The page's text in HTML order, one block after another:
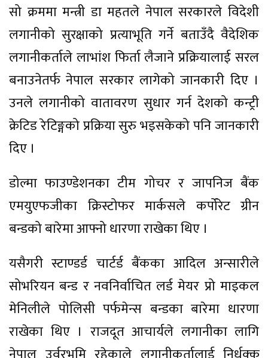
सो क्रममा मन्त्री डा महतले नेपाल सरकारले विदेशी
लगानीको सुरक्षाको प्रत्याभूति गर्ने बताउँदै वैदेशिक
लगानीकर्ताले लाभांश फिर्ता लैजाने प्रक्रियालाई सरल
बनाउनेतर्फ नेपाल सरकार लागेको जानकारी दिए ।
उनले लगानीको वातावरण सुधार गर्न देशको कन्ट्री
क्रेटिड रेटिङ्गको प्रक्रिया सुरु भइसकेको पनि जानकारी
दिए ।
डोल्मा फाउण्डेशनका टीम गोचर र जापनिज बैंक
एमयुएफजीका क्रिस्टोफर मार्कसले कर्पोरेट ग्रीन
बन्डको बारेमा आफ्नो धारणा राखेका थिए ।
यसैगरी स्टाण्डर्ड चार्टर्ड बैंकका आदिल अन्सारीले
सोभरियन बन्ड र नवनिर्वाचित लर्ड मेयर प्रो माइकल
मेनिलीले पोलिसी पर्फमेन्स बन्डका बारेमा धारणा
राखेका थिए । राजदूत आचार्यले लगानीका लागि